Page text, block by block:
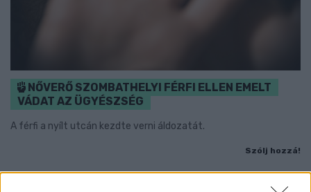
NŐVERŐ SZOMBATHELYI FÉRFI ELLEN EMELT
VÁDAT AZ ÜGYÉSZSÉG
A férfi a nyílt utcán kezdte verni áldozatát.
Szólj hozzá!